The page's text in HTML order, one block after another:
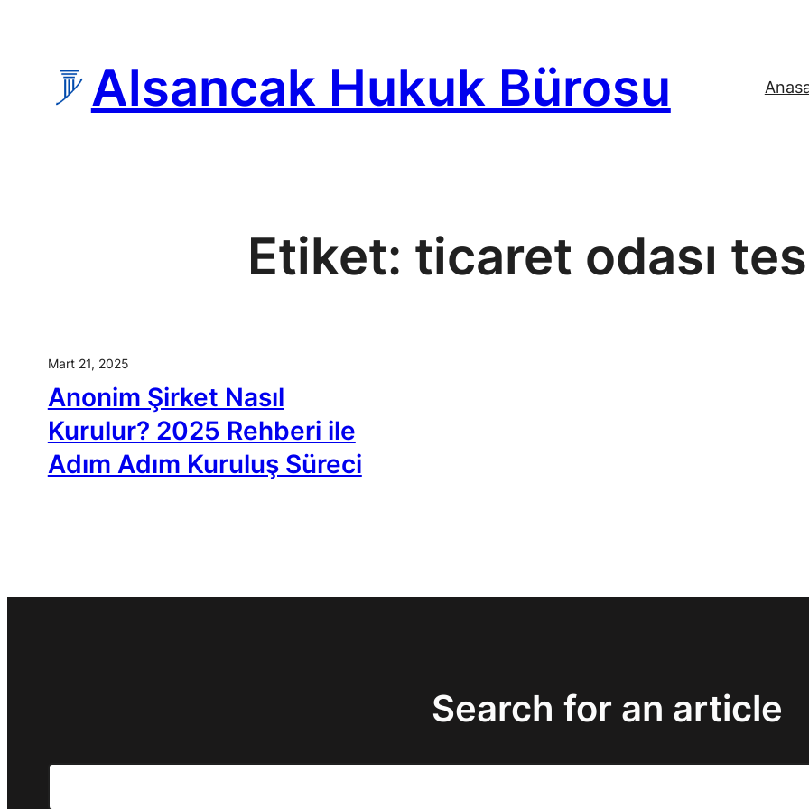
Alsancak Hukuk Bürosu
Etiket: ticaret odası
Mart 21, 2025
Anonim Şirket Nasıl
Kurulur? 2025 Rehberi ile
Adım Adım Kuruluş Süreci
Search for an article